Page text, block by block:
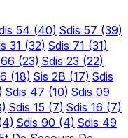
54 (40) Sdis 57 (39)
31 (32) Sdis 71 (31)
(23) Sdis 23 (22)
(18) Sis 2B (17) Sdis
Sdis 47 (10) Sdis 09
Sdis 15 (7) Sdis 16 (7)
Sdis 90 (4) Sdis 49